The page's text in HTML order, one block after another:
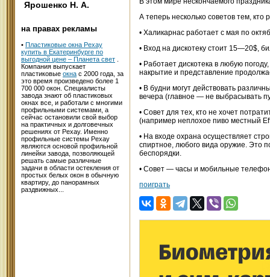
Ярошенко Н. А.
на правах рекламы
• Пластиковые окна Рехау
купить в Екатеринбурге по
выгодной цене – Планета свет
Компания выпускает
пластиковые окна с 2000 года, за
это время произведено более 1
700 000 окон. Специалисты
завода знают об пластиковых
окнах все, и работали с многими
профильными системами, а
сейчас остановили свой выбор
на практичных и долговечных
решениях от Рехау. Именно
профильные системы Рехау
являются основой профильной
линейки завода, позволяющей
решать самые различные
задачи в области остекления от
простых белых окон в обычную
квартиру, до панорамных
раздвижных...
А теперь несколько советов тем,
• Халикарнас работает с мая по
• Вход на дискотеку стоит 15—20$,
• Работает дискотека в любую
накрытие и представление
• В будни могут действовать
вечера (главное — не выбрасывать
• Совет для тех, кто не хочет
(например неплохое пиво местный
• На входе охрана осуществляет
спиртное, любого вида оружие. Это
беспорядки.
• Совет — часы и мобильные
поиграть